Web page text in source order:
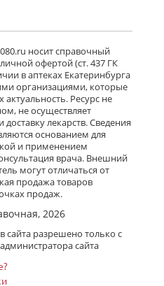
носит справочный
офертой (ст. 437 ГК
в аптеках Екатеринбурга
организациями, которые
актуальность. Ресурс не
не осуществляет
лекарств. Сведения
основанием для
и применением
врача. Внешний
могут отличаться от
продажа товаров
продаж.
2026
сайта разрешено только с
сайта